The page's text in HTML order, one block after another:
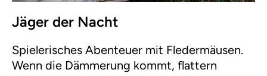
Jäger der Nacht
Spielerisches Abenteuer mit Fledermäusen.
Wenn die Dämmerung kommt, flattern